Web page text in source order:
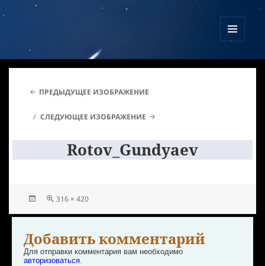
ВИДЖЕТЫ
ПРЕДЫДУЩЕЕ ИЗОБРАЖЕНИЕ
СЛЕДУЮЩЕЕ ИЗОБРАЖЕНИЕ
Rotov_Gundyaev
316 × 420
Добавить комментарий
Для отправки комментария вам необходимо
авторизоваться.